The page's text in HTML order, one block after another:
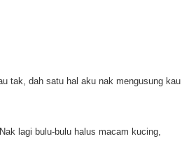
tak, dah satu hal aku nak mengusung kau
lagi bulu-bulu halus macam kucing,